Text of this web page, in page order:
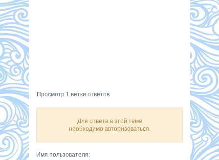
Просмотр 1 ветки ответов
Для ответа в этой теме
необходимо авторизоваться.
Имя пользователя: